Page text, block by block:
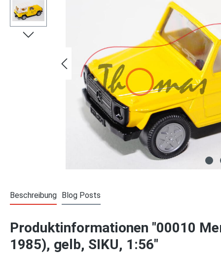
Beschreibung Blog Posts
Produktinformationen "00010
1985), gelb, SIKU, 1:56"